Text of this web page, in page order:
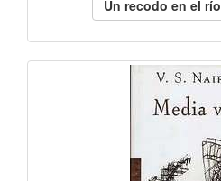
Un recodo en el río